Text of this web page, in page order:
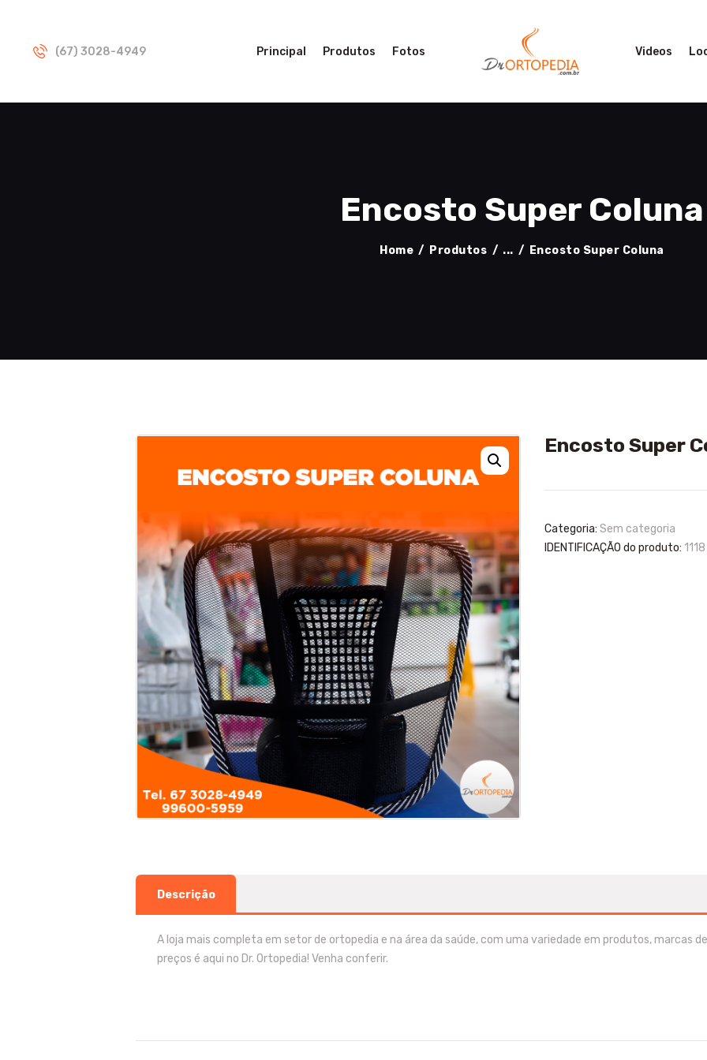
(67) 3028-4949 Principal Produtos Fotos Videos
Encosto Super Coluna
Home Produtos ... Encosto Super Coluna
PRODUTOS
Encosto Super
Categoria: Sem categoria
IDENTIFICAÇÃO do produto: 1118
Descrição
A loja mais completa em setor de ortopedia e na área da saúde, com uma variedade em produtos, marcas
preços é aqui no Dr. Ortopedia! Venha conferir.